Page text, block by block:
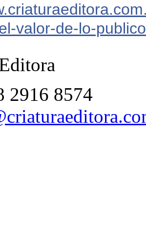
l-valor-de-lo-
2916 8574